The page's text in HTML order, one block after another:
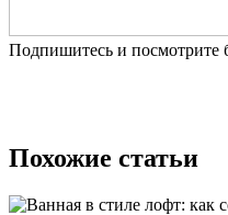
Подпишитесь и посмотрите
Похожие статьи